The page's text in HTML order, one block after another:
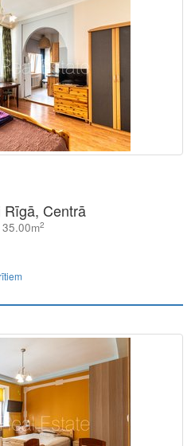
Centrā
2